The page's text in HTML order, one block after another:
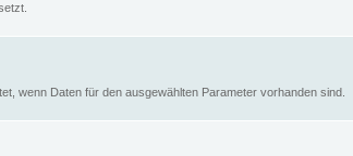
wenn Daten für den ausgewählten Parameter vorhanden sind.